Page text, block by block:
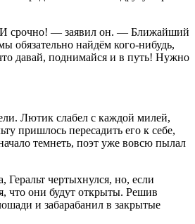
срочно! — заявил он. — Ближайший
обязательно найдём кого-нибудь,
давай, поднимайся и в путь! Нужно
Лютик слабел с каждой милей,
пришлось пересадить его к себе,
темнеть, поэт уже вовсю пылал
Геральт чертыхнулся, но, если
что они будут открыты. Решив
и забарабанил в закрытые